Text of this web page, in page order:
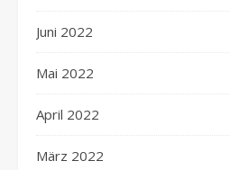
Juni 2022
Mai 2022
April 2022
März 2022